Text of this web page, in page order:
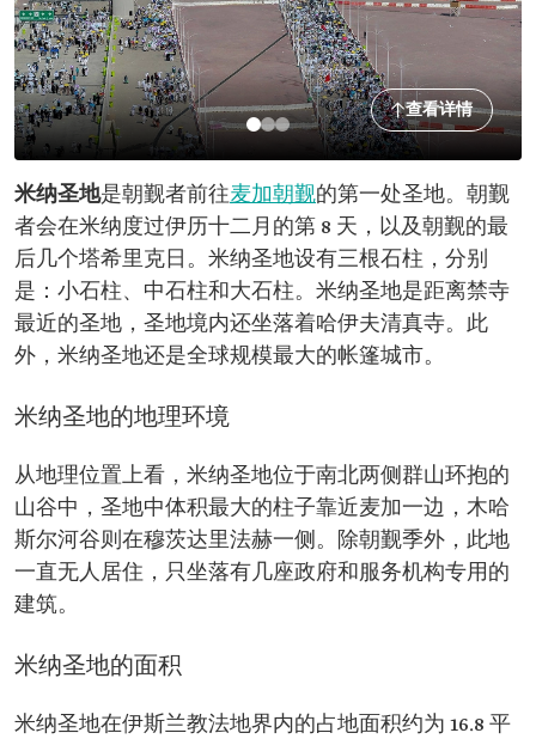
查看详情
米纳圣地是朝觐者前往麦加朝觐的第一处圣地。朝觐
者会在米纳度过伊历十二月的第 8 天，以及朝觐的最
后几个塔希里克日。米纳圣地设有三根石柱，分别
是：小石柱、中石柱和大石柱。米纳圣地是距离禁寺
最近的圣地，圣地境内还坐落着哈伊夫清真寺。此
外，米纳圣地还是全球规模最大的帐篷城市。
米纳圣地的地理环境
从地理位置上看，米纳圣地位于南北两侧群山环抱的
山谷中，圣地中体积最大的柱子靠近麦加一边，木哈
斯尔河谷则在穆茨达里法赫一侧。除朝觐季外，此地
一直无人居住，只坐落有几座政府和服务机构专用的
建筑。
米纳圣地的面积
米纳圣地在伊斯兰教法地界内的占地面积约为 16.8 平